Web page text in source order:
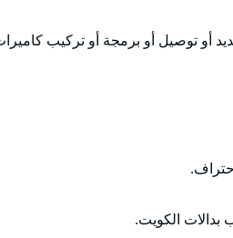
أو توصيل أو برمجة أو تركيب
بدالات الكويت.